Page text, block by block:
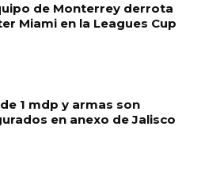
de Monterrey derrota
Miami en la Leagues Cup
1 mdp y armas son
en anexo de Jalisco